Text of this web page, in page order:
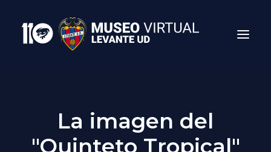
La imagen del
"Quinteto Tropical"